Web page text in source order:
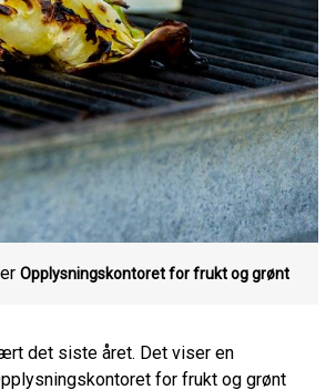
Opplysningskontoret for frukt og grønt
det siste året. Det viser en
for frukt og grønt